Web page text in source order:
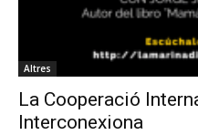
Altres
La Cooperació
Interconexiona